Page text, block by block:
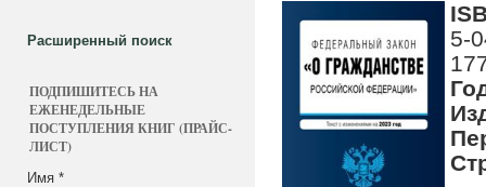
Расширенный поиск
ПОДПИШИТЕСЬ НА
ЕЖЕНЕДЕЛЬНЫЕ
ПОСТУПЛЕНИЯ КНИГ (ПРАЙС-
ЛИСТ)
Имя *
5-